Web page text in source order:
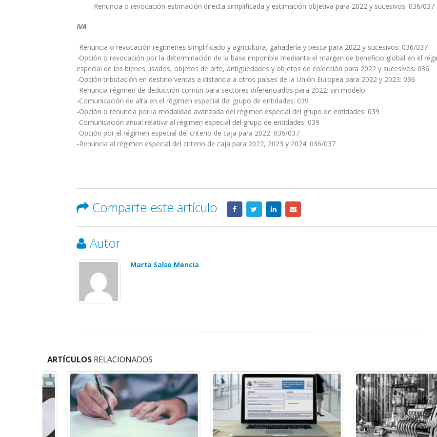
-Renuncia o revocación estimación directa simplificada y estimación objetiva para 2022 y sucesivos: 036/037
IVA
-Renuncia o revocación regímenes simplificado y agricultura, ganadería y pesca para 2022 y sucesivos: 036/037
-Opción o revocación por la determinación de la base imponible mediante el margen de beneficio global en el
especial de los bienes usados, objetos de arte, antigüedades y objetos de colección para 2022 y sucesivos: 036
-Opción tributación en destino ventas a distancia a otros países de la Unión Europea para 2022 y 2023: 036
-Renuncia régimen de deducción común para sectores diferenciados para 2022: sin modelo
-Comunicación de alta en el régimen especial del grupo de entidades: 039
-Opción o renuncia por la modalidad avanzada del régimen especial del grupo de entidades: 039
-Comunicación anual relativa al régimen especial del grupo de entidades: 039
-Opción por el régimen especial del criterio de caja para 2022: 036/037
-Renuncia al régimen especial del criterio de caja para 2022, 2023 y 2024: 036/037
Comparte este artículo
Autor
Marta Salso Mencia
ARTÍCULOS RELACIONADOS